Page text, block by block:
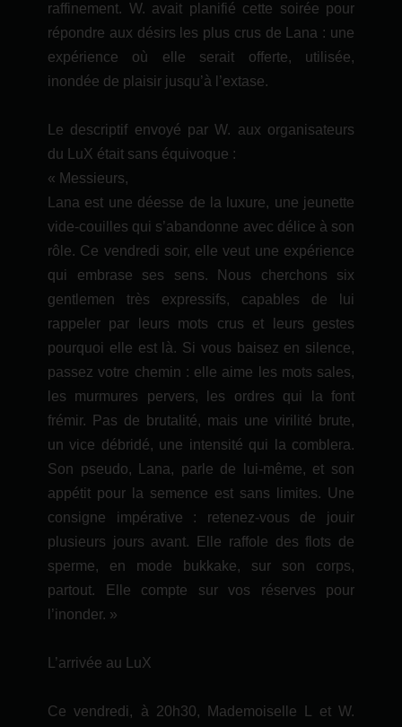
raffinement. W. avait planifié cette soirée pour
répondre aux désirs les plus crus de Lana : une
expérience où elle serait offerte, utilisée,
inondée de plaisir jusqu’à l’extase.
Le descriptif envoyé par W. aux organisateurs
du LuX était sans équivoque :
« Messieurs,
Lana est une déesse de la luxure, une jeunette
vide-couilles qui s’abandonne avec délice à son
rôle. Ce vendredi soir, elle veut une expérience
qui embrase ses sens. Nous cherchons six
gentlemen très expressifs, capables de lui
rappeler par leurs mots crus et leurs gestes
pourquoi elle est là. Si vous baisez en silence,
passez votre chemin : elle aime les mots sales,
les murmures pervers, les ordres qui la font
frémir. Pas de brutalité, mais une virilité brute,
un vice débridé, une intensité qui la comblera.
Son pseudo, Lana, parle de lui-même, et son
appétit pour la semence est sans limites. Une
consigne impérative : retenez-vous de jouir
plusieurs jours avant. Elle raffole des flots de
sperme, en mode bukkake, sur son corps,
partout. Elle compte sur vos réserves pour
l’inonder. »
L’arrivée au LuX
Ce vendredi, à 20h30, Mademoiselle L et W.